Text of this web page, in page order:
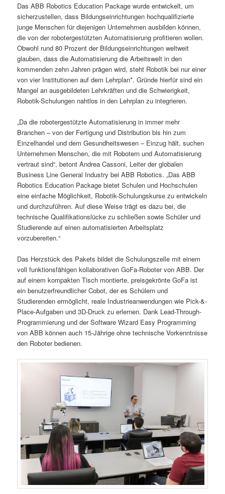
Das ABB Robotics Education Package wurde entwickelt, um
sicherzustellen, dass Bildungseinrichtungen hochqualifizierte
junge Menschen für diejenigen Unternehmen ausbilden können,
die von der robotergestützten Automatisierung profitieren wollen.
Obwohl rund 80 Prozent der Bildungseinrichtungen weltweit
glauben, dass die Automatisierung die Arbeitswelt in den
kommenden zehn Jahren prägen wird, steht Robotik bei nur einer
von vier Institutionen auf dem Lehrplan*. Gründe hierfür sind ein
Mangel an ausgebildeten Lehrkräften und die Schwierigkeit,
Robotik-Schulungen nahtlos in den Lehrplan zu integrieren.
„Da die robotergestützte Automatisierung in immer mehr
Branchen – von der Fertigung und Distribution bis hin zum
Einzelhandel und dem Gesundheitswesen – Einzug hält, suchen
Unternehmen Menschen, die mit Robotern und Automatisierung
vertraut sind“, betont Andrea Cassoni, Leiter der globalen
Business Line General Industry bei ABB Robotics. „Das ABB
Robotics Education Package bietet Schulen und Hochschulen
eine einfache Möglichkeit, Robotik-Schulungskurse zu entwickeln
und durchzuführen. Auf diese Weise trägt es dazu bei, die
technische Qualifikationslücke zu schließen sowie Schüler und
Studierende auf einen automatisierten Arbeitsplatz
vorzubereiten.“
Das Herzstück des Pakets bildet die Schulungszelle mit einem
voll funktionsfähigen kollaborativen GoFa-Roboter von ABB. Der
auf einem kompakten Tisch montierte, preisgekrönte GoFa ist
ein benutzerfreundlicher Cobot, der es Schülern und
Studierenden ermöglicht, reale Industrieanwendungen wie Pick-&-
Place-Aufgaben und 3D-Druck zu erlernen. Dank Lead-Through-
Programmierung und der Software Wizard Easy Programming
von ABB können auch 15-Jährige ohne technische Vorkenntnisse
den Roboter bedienen.